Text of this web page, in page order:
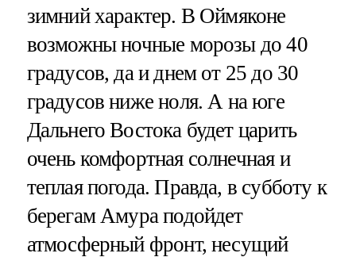
зимний характер. В Оймяконе
возможны ночные морозы до 40
градусов, да и днем от 25 до 30
градусов ниже ноля. А на юге
Дальнего Востока будет царить
очень комфортная солнечная и
теплая погода. Правда, в субботу к
берегам Амура подойдет
атмосферный фронт, несущий